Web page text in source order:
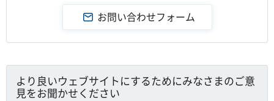
より良いウェブサイトにするためにみなさまのご意
見をお聞かせください